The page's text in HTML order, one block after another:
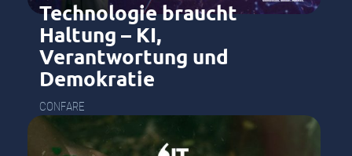
Technologie braucht
Haltung – KI,
Verantwortung und
Demokratie
CONFARE